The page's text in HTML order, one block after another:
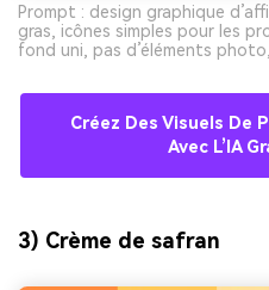
Prompt : design graphique
gras, icônes simples pour les
fond uni, pas d’éléments
Créez Des Visuels De
Avec L’IA
3) Crème de safran